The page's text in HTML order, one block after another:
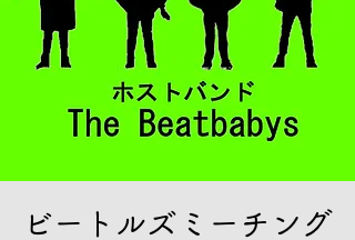
ビートルズミーチング